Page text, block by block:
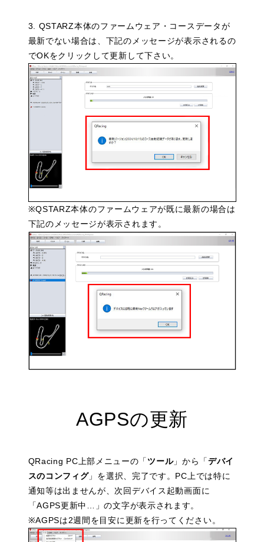
3. QSTARZ本体のファームウェア・コースデータが
最新でない場合は、下記のメッセージが表示されるの
でOKをクリックして更新して下さい。
※QSTARZ本体のファームウェアが既に最新の場合は
下記のメッセージが表示されます。
AGPSの更新
QRacing PC上部メニューの「 ツール」から「デバイ
スのコンフィグ」を選択、完了です。PC上では特に
通知等は出ませんが、次回デバイス起動画面に
「AGPS更新中…」の文字が表示されます。
※AGPSは2週間を目安に更新を行ってください。